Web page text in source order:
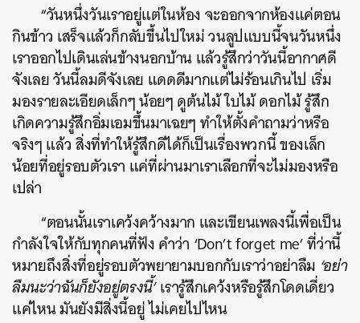
“วันหนึ่งวันเราอยู่แต่ในห้อง จะออกจากห้องแค่ตอน
กินข้าว เสร็จแล้วก็กลับขึ้นไปใหม่ วนลูปแบบนี้จนวันหนึ่ง
เราออกไปเดินเล่นข้างนอกบ้าน แล้วรู้สึกว่าวันนี้อากาศดี
จังเลย วันนี้ลมดีจังเลย แดดดีมากแต่ไม่ร้อนเกินไป เริ่ม
มองรายละเอียดเล็กๆ น้อยๆ ดูต้นไม้ ใบไม้ ดอกไม้ รู้สึก
เกิดความรู้สึกอิ่มเอมขึ้นมาเฉยๆ ทำให้ตั้งคำถามว่าหรือ
จริงๆ แล้ว สิ่งที่ทำให้รู้สึกดีได้ก็เป็นเรื่องพวกนี้ ของเล็ก
น้อยที่อยู่รอบตัวเรา แค่ที่ผ่านมาเราเลือกที่จะไม่มองหรือ
เปล่า
“ตอนนั้นเราเคว้งคว้างมาก และเขียนเพลงนี้เพื่อเป็น
กำลังใจให้กับทุกคนที่ฟัง คำว่า ‘Don’t forget me’ ที่ว่านี้
หมายถึงสิ่งที่อยู่รอบตัวพยายามบอกกับเราว่าอย่าลืม ‘อย่า
ลืมนะว่าฉันก็ยังอยู่ตรงนี้’เรารู้สึกเคว้งหรือรู้สึกโดดเดี่ยว
แค่ไหน มันยังมีสิ่งนี้อยู่ ไม่เคยไปไหน